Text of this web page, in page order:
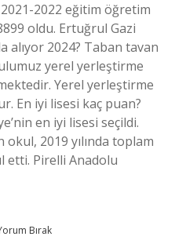
2022 eğitim öğretim
oldu. Ertuğrul Gazi
alıyor 2024? Taban tavan
yerel yerleştirme
Yerel yerleştirme
En iyi lisesi kaç puan?
en iyi lisesi seçildi.
okul, 2019 yılında toplam
etti. Pirelli Anadolu
Bırak